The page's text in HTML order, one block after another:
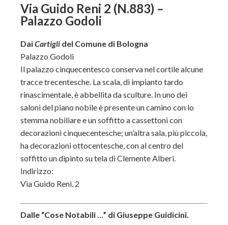
Via Guido Reni 2 (N.883) –
Palazzo Godoli
DaiCartigli del Comune di Bologna
Palazzo Godoli
Il palazzo cinquecentesco conserva nel cortile alcune
tracce trecentesche. La scala, di impianto tardo
rinascimentale, è abbellita da sculture. In uno dei
saloni del piano nobile è presente un camino con lo
stemma nobiliare e un soffitto a cassettoni con
decorazioni cinquecentesche; un’altra sala, più piccola,
ha decorazioni ottocentesche, con al centro del
soffitto un dipinto su tela di Clemente Alberi.
Indirizzo:
Via Guido Reni, 2
Dalle “Cose Notabili …” di Giuseppe Guidicini.